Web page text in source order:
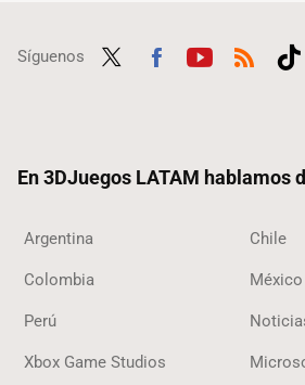
Síguenos
En 3DJuegos LATAM hablamos
Argentina Chile
Colombia México
Perú
Xbox Game Studios